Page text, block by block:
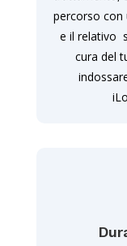
percorso con
e il relativo
cura del